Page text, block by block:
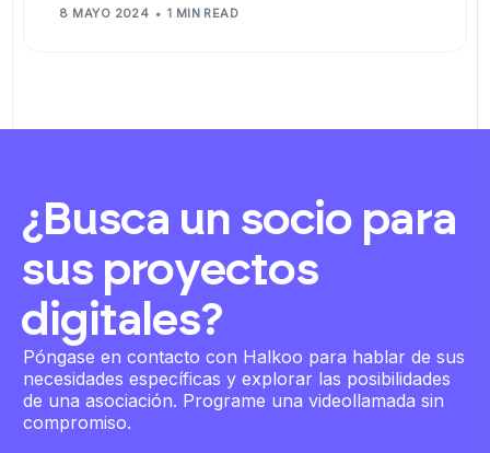
8 MAYO 2024 1 MIN READ
¿Busca un socio para
sus proyectos
digitales?
Póngase en contacto con Halkoo para hablar de sus
necesidades específicas y explorar las posibilidades
de una asociación. Programe una videollamada sin
compromiso.